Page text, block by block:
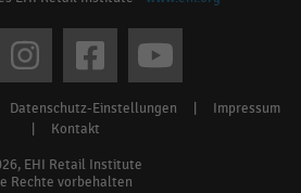
EHI Retail Institute
Rechte vorbehalten
Datenschutz-Einstellungen
Impressum
Kontakt